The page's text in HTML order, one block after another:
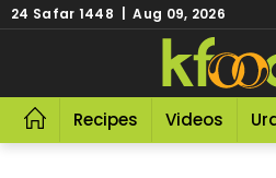
24 Safar 1448 | Aug 09, 2026
Recipes Videos